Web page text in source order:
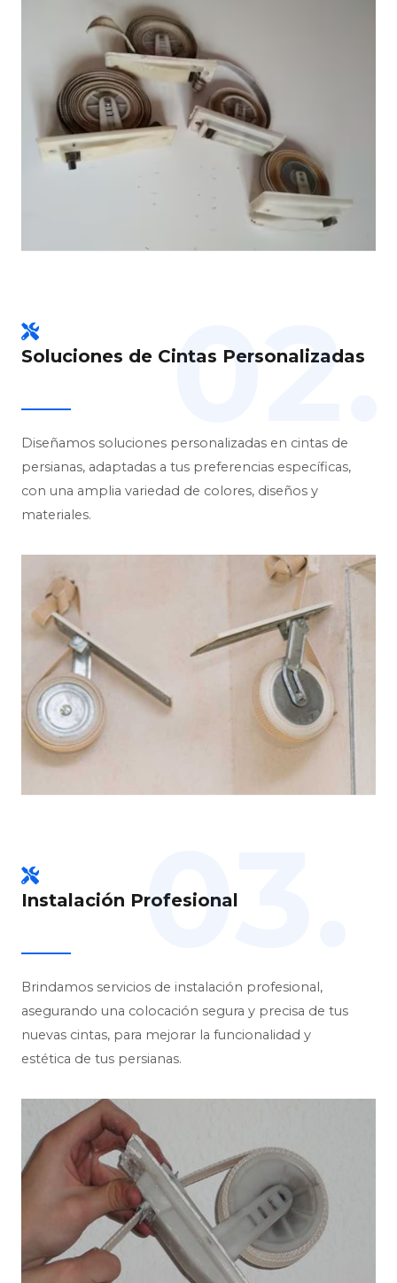
Soluciones de Cintas Personalizadas
02.
Diseñamos soluciones personalizadas en cintas de
persianas, adaptadas a tus preferencias específicas,
con una amplia variedad de colores, diseños y
materiales.
Instalación Profesional
03.
Brindamos servicios de instalación profesional,
asegurando una colocación segura y precisa de tus
nuevas cintas, para mejorar la funcionalidad y
estética de tus persianas.